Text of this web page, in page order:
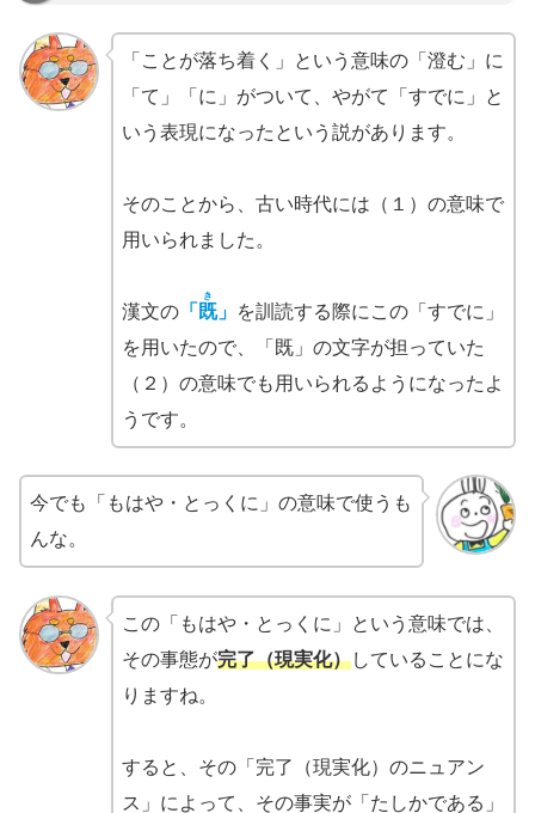
「ことが落ち着く」という意味の「澄む」に
「て」「に」がついて、やがて「すでに」と
いう表現になったという説があります。
そのことから、古い時代には（１）の意味で
用いられました。
漢文の「 既
き
」 を訓読する際にこの「すでに」
を用いたので、「既」の文字が担っていた
（２）の意味でも用いられるようになったよ
うです。
今でも「もはや・とっくに」の意味で使うも
んな。
この「もはや・とっくに」という意味では、
その事態が完了（現実化）していることにな
りますね。
すると、その「完了（現実化）のニュアン
ス」によって、その事実が「たしかである」